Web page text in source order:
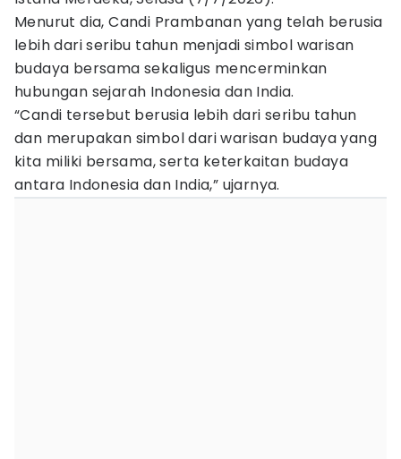
Menurut dia, Candi Prambanan yang telah berusia
lebih dari seribu tahun menjadi simbol warisan
budaya bersama sekaligus mencerminkan
hubungan sejarah Indonesia dan India.
“Candi tersebut berusia lebih dari seribu tahun
dan merupakan simbol dari warisan budaya yang
kita miliki bersama, serta keterkaitan budaya
antara Indonesia dan India,” ujarnya.